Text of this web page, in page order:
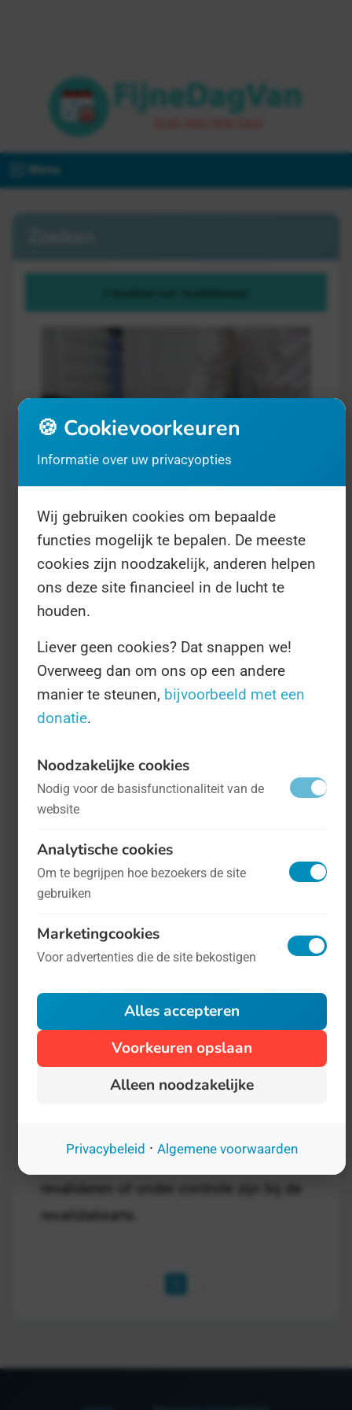
Menu
Dag van de Revalidatiezorg- op 3
september
Gezondheid
Artsen en verpleegkundigen krijgen vaak
werk erop zit begint het
genezingsproces van de patiënt pas
echt. Revalideren van een ziekte of
helpers die het dan oppakt zijn
essentieel voor de patiënt.
Dag van de Wetenschap- op 19 januari
Wetenschap en techniek
De Dag van de Wetenschap is opgericht
van kinderen die bij Klimmendaal
revalidatiearts.
🍪 Cookievoorkeuren
Informatie over uw privacyopties
Wij gebruiken cookies om bepaalde
functies mogelijk te bepalen. De meeste
cookies zijn noodzakelijk, anderen helpen
ons deze site financieel in de lucht te
houden.
Liever geen cookies? Dat snappen we!
Overweeg dan om ons op een andere
manier te steunen, bijvoorbeeld met een
donatie.
Noodzakelijke cookies
Nodig voor de basisfunctionaliteit van de
website
Analytische cookies
Om te begrijpen hoe bezoekers de site
gebruiken
Marketingcookies
Voor advertenties die de site bekostigen
Alles accepteren
Voorkeuren opslaan
Alleen noodzakelijke
Privacybeleid · Algemene voorwaarden